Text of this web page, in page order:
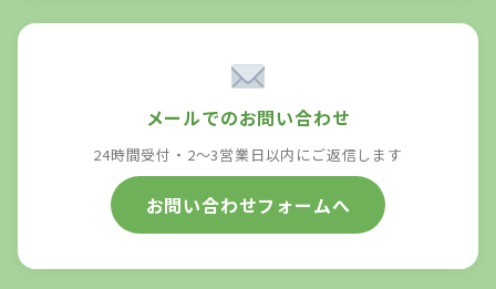
メールでのお問い合わせ
24時間受付・2〜3営業日以内にご返信します
お問い合わせフォームへ